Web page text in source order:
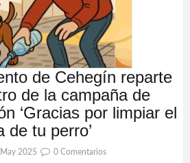
de Cehegín reparte
de la campaña de
‘Gracias por limpiar el
de tu perro’
2025 0 Comentarios